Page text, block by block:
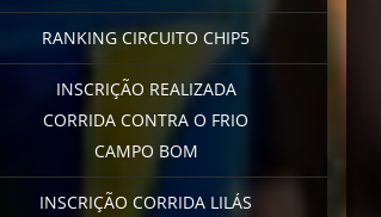
RANKING CIRCUITO CHIP5
INSCRIÇÃO REALIZADA
CORRIDA CONTRA O FRIO
CAMPO BOM
INSCRIÇÃO CORRIDA LILÁS